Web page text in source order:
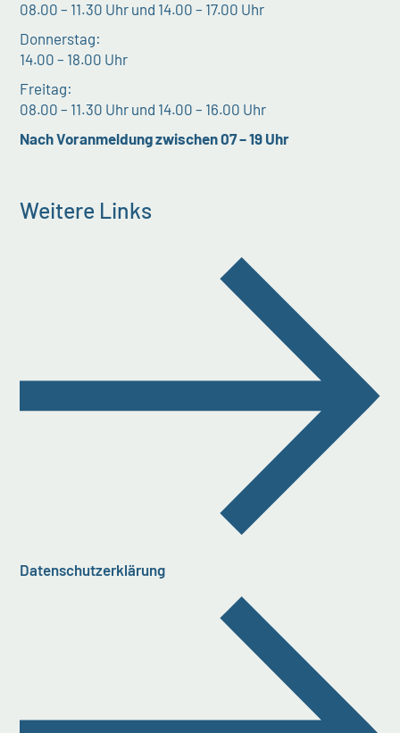
08.00 – 11.30 Uhr und 14.00 – 17.00 Uhr
Donnerstag:
14.00 – 18.00 Uhr
Freitag:
08.00 – 11.30 Uhr und 14.00 – 16.00 Uhr
Nach Voranmeldung zwischen 07 – 19 Uhr
Weitere Links
Datenschutzerklärung